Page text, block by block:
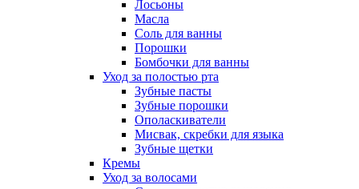
Лосьоны
Масла
Соль для ванны
Порошки
Бомбочки для ванны
Уход за полостью рта
Зубные пасты
Зубные порошки
Ополаскиватели
Мисвак, скребки для языка
Зубные щетки
Кремы
Уход за волосами